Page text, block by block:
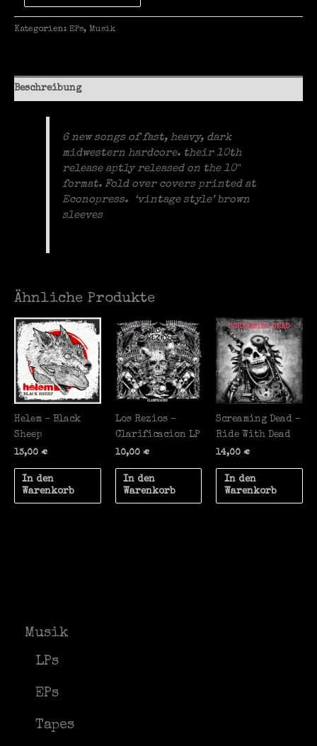
Musik
LPs
EPs
Tapes
Stalemate
Kategorien: EPs, Musik
Beschreibung
6 new songs of fast, heavy, dark
midwestern hardcore. their 10th
release aptly released on the 10″
format. Fold over covers printed at
Econopress. ‘vintage style’ brown
sleeves
Ähnliche Produkte
Helem – Black
Sheep
13,00 €
In den
Warenkorb
Los Rezios –
Clarificacion LP
10,00 €
In den
Warenkorb
Screaming Dead –
Ride With Dead
14,00€
In den
Warenkorb